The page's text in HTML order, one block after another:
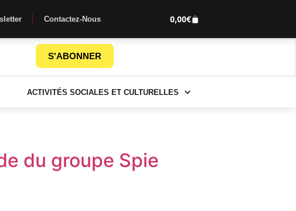
Contactez-Nous 0,00€
S'ABONNER
ACTIVITÉS SOCIALES ET CULTURELLES
du groupe Spie